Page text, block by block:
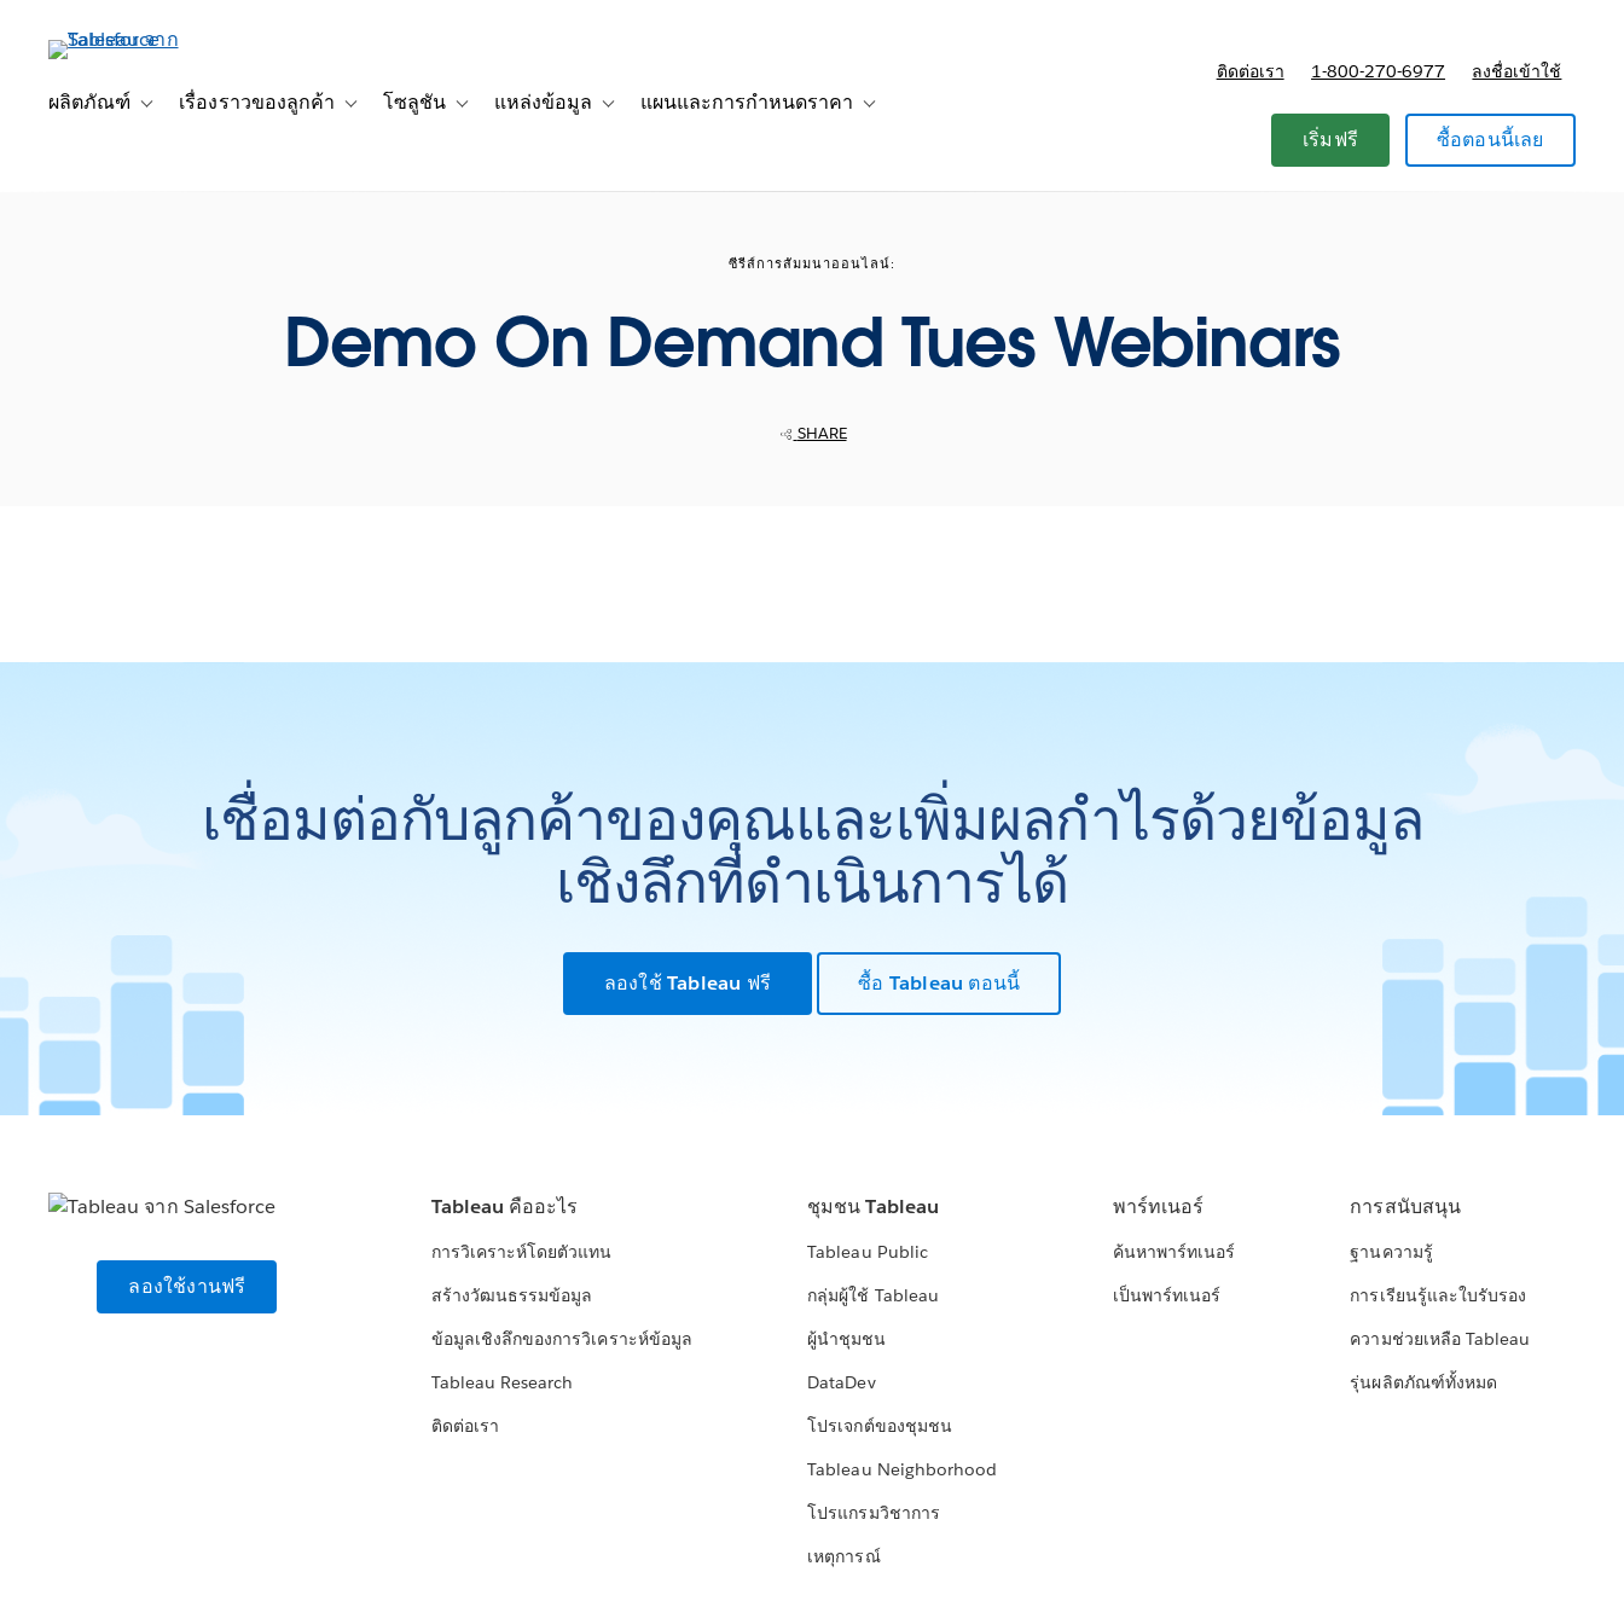
เนื้อหาผลิตภัณฑ์
Toggle sub-navigation for ผลิตภัณฑ์
เรื่องราวของลูกค้า
Toggle sub-navigation for เรื่องราวของลูกค้า
โซลูชัน
Toggle sub-navigation for โซลูชัน
แหล่งข้อมูล แผนและการกำหนดราคา
ติดต่อเรา 1-800-270-6977 ลงชื่อเข้าใช้
เริ่มฟรี ซื้อตอนนี้เลย
ซีรีส์การสัมมนาออนไลน์:
Demo On Demand Tues Webinars
SHARE
เชื่อมต่อกับลูกค้าของคุณและเพิ่มผลกำไรด้วยข้อมูล
เชิงลึกที่ดำเนินการได้
ลองใช้ Tableau ฟรี ซื้อ Tableau ตอนนี้
ลองใช้งานฟรี
Tableau คืออะไร
การวิเคราะห์โดยตัวแทน
สร้างวัฒนธรรมข้อมูล
ข้อมูลเชิงลึกของการวิเคราะห์ข้อมูล
Tableau Research
ติดต่อเรา
ชุมชน Tableau
Tableau Public
กลุ่มผู้ใช้ Tableau
ผู้นำชุมชน
DataDev
โปรเจกต์ของชุมชน
Tableau Neighborhood
โปรแกรมวิชาการ
เหตุการณ์
พาร์ทเนอร์
ค้นหาพาร์ทเนอร์
เป็นพาร์ทเนอร์
การสนับสนุน
ฐานความรู้
การเรียนรู้และใบรับรอง
ความช่วยเหลือ Tableau
รุ่นผลิตภัณฑ์ทั้งหมด